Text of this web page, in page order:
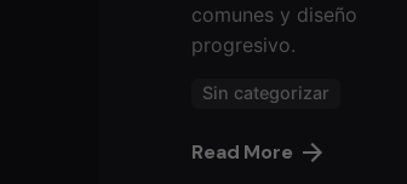
comunes y diseño
progresivo.
Sin categorizar
Read More